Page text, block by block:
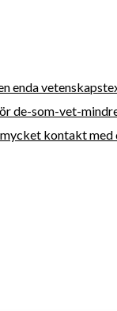
som-vet-
kontakt